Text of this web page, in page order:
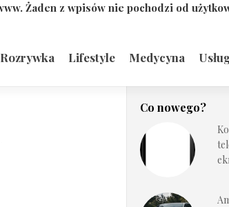
Żaden z wpisów nie pochodzi od
Lifestyle Medycyna
Co nowego?